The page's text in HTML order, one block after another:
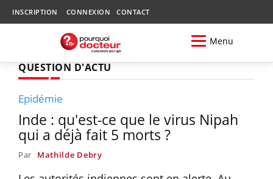
INSCRIPTION CONNEXION CONTACT
Menu
QUESTION D'ACTU
Epidémie
Inde : qu'est-ce que le virus Nipah
qui a déjà fait 5 morts ?
Par Mathilde Debry